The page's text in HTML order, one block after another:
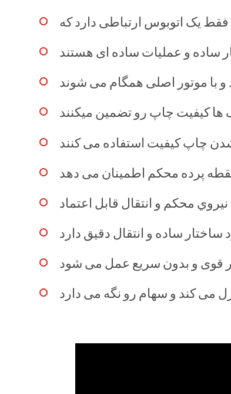
کیفیت چاپ رو تضمین میکنند
چاپ کیفیت استفاده می کنند
پرده محکم اطمینان می دهد
محکم و انتقال قابل اعتماد
ساختار ساده و انتقال دقیق دارد